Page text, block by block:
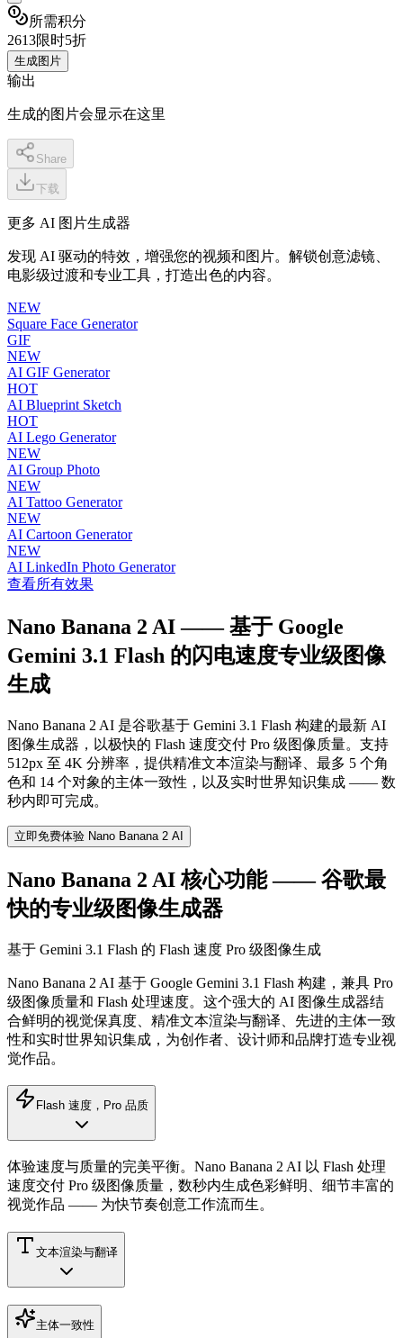
所需积分
2613限时5折
生成图片
输出
生成的图片会显示在这里
Share
下载
更多 AI 图片生成器
发现 AI 驱动的特效，增强您的视频和图片。解锁创意滤镜、
电影级过渡和专业工具，打造出色的内容。
NEW
Square Face Generator
GIF
NEW
AI GIF Generator
HOT
AI Blueprint Sketch
HOT
AI Lego Generator
NEW
AI Group Photo
NEW
AI Tattoo Generator
NEW
AI Cartoon Generator
NEW
AI LinkedIn Photo Generator
查看所有效果
Nano Banana 2 AI —— 基于 Google
Gemini 3.1 Flash 的闪电速度专业级图像
生成
Nano Banana 2 AI 是谷歌基于 Gemini 3.1 Flash 构建的最新 AI
图像生成器，以极快的 Flash 速度交付 Pro 级图像质量。支持
512px 至 4K 分辨率，提供精准文本渲染与翻译、最多 5 个角
色和 14 个对象的主体一致性，以及实时世界知识集成 —— 数
秒内即可完成。
立即免费体验 Nano Banana 2 AI
Nano Banana 2 AI 核心功能 —— 谷歌最
快的专业级图像生成器
基于 Gemini 3.1 Flash 的 Flash 速度 Pro 级图像生成
Nano Banana 2 AI 基于 Google Gemini 3.1 Flash 构建，兼具 Pro
级图像质量和 Flash 处理速度。这个强大的 AI 图像生成器结
合鲜明的视觉保真度、精准文本渲染与翻译、先进的主体一致
性和实时世界知识集成，为创作者、设计师和品牌打造专业视
觉作品。
Flash 速度，Pro 品质
体验速度与质量的完美平衡。Nano Banana 2 AI 以 Flash 处理
速度交付 Pro 级图像质量，数秒内生成色彩鲜明、细节丰富的
视觉作品 —— 为快节奏创意工作流而生。
文本渲染与翻译
主体一致性